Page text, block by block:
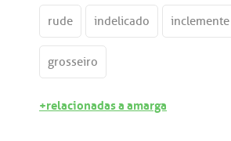
rude indelicado inclemente
grosseiro
+relacionadas a amarga